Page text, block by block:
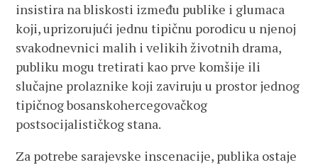
insistira na bliskosti između publike i glumaca
koji, uprizorujući jednu tipičnu porodicu u njenoj
svakodnevnici malih i velikih životnih drama,
publiku mogu tretirati kao prve komšije ili
slučajne prolaznike koji zaviruju u prostor jednog
tipičnog bosanskohercegovačkog
postsocijalističkog stana.
Za potrebe sarajevske inscenacije, publika ostaje